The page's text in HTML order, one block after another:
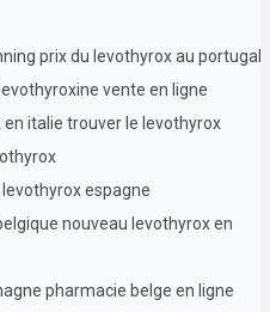
prix du levothyrox au portugal
vente en ligne
italie trouver le levothyrox
espagne
nouveau levothyrox en
pharmacie belge en ligne